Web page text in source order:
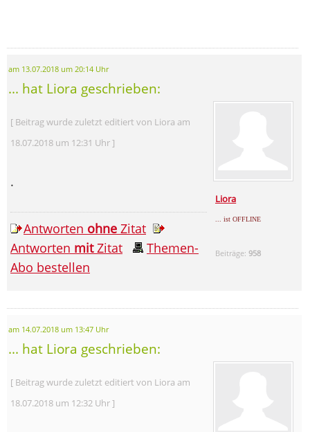
am 13.07.2018 um 20:14 Uhr
... hat Liora geschrieben:
Liora
... ist OFFLINE
Beiträge:958
[ Beitrag wurde zuletzt editiert von Liora am
18.07.2018 um 12:31 Uhr ]
.
Antworten ohne Zitat
Antworten mitZitat
Themen-
Abo bestellen
am 14.07.2018 um 13:47 Uhr
... hat Liora geschrieben:
[ Beitrag wurde zuletzt editiert von Liora am
18.07.2018 um 12:32 Uhr ]